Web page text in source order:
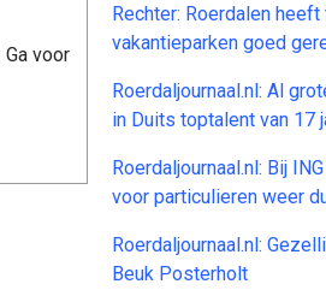
voor
Rechter: Roerdalen
vakantieparken goed
Roerdaljournaal.nl: Al
in Duits toptalent van 17
Roerdaljournaal.nl: Bij
voor particulieren weer
Roerdaljournaal.nl:
Beuk Posterholt